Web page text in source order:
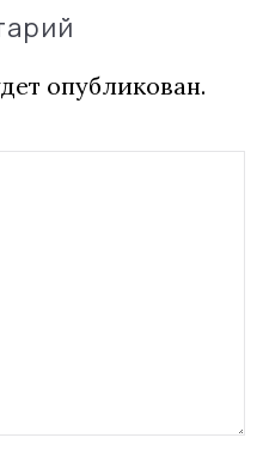
опубликован.